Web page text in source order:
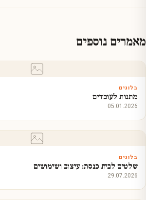
מאמרים נוספים
בלוגים
מתנות לעובדים
05.01.2026
בלוגים
שלטים לבית כנסת: עיצוב ושימושים
29.07.2026